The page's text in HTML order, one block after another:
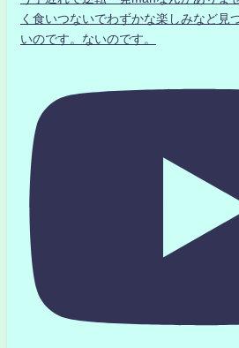
く食いつないでわずかな楽しみなど見
いのです。ないのです。